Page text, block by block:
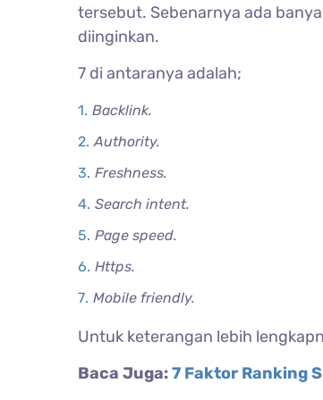
tersebut. Sebenarnya ada
diinginkan.
7 di antaranya adalah;
Backlink.
Authority.
Freshness.
Search intent.
Page speed.
Https.
Mobile friendly.
Untuk keterangan lebih
Baca Juga:7 Faktor Ranking